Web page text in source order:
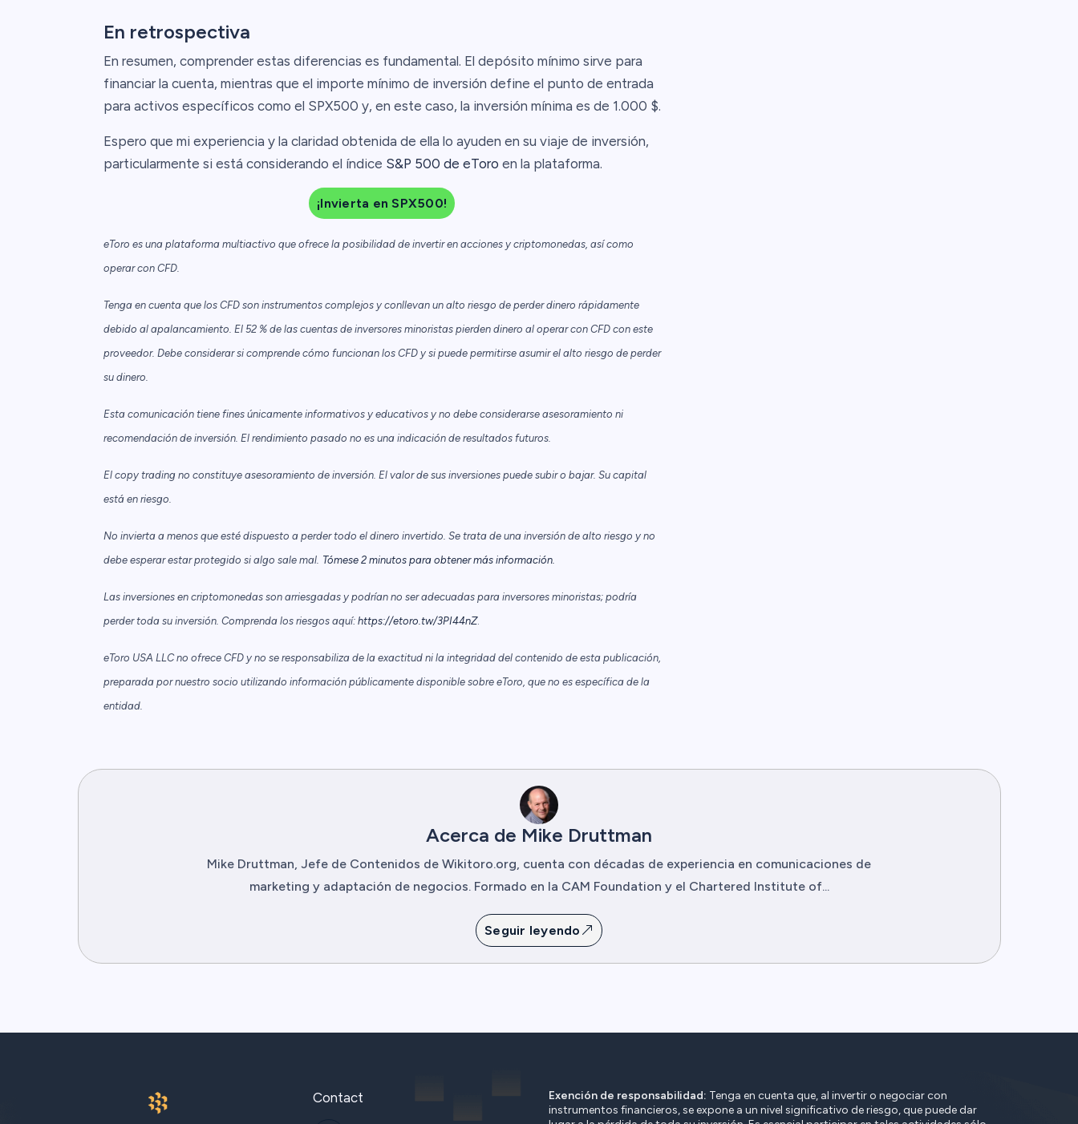
En retrospectiva
En resumen, comprender estas diferencias es fundamental. El depósito mínimo sirve para
financiar la cuenta, mientras que el importe mínimo de inversión define el punto de entrada
para activos específicos como el SPX500 y, en este caso, la inversión mínima es de 1.000 $.
Espero que mi experiencia y la claridad obtenida de ella lo ayuden en su viaje de inversión,
particularmente si está considerando el índice S&P 500 de eToro en la plataforma.
¡Invierta en SPX500!
eToro es una plataforma multiactivo que ofrece la posibilidad de invertir en acciones y criptomonedas, así como
operar con CFD.
Tenga en cuenta que los CFD son instrumentos complejos y conllevan un alto riesgo de perder dinero rápidamente
debido al apalancamiento. El 52 % de las cuentas de inversores minoristas pierden dinero al operar con CFD con este
proveedor. Debe considerar si comprende cómo funcionan los CFD y si puede permitirse asumir el alto riesgo de perder
su dinero.
Esta comunicación tiene fines únicamente informativos y educativos y no debe considerarse asesoramiento ni
recomendación de inversión. El rendimiento pasado no es una indicación de resultados futuros.
El copy trading no constituye asesoramiento de inversión. El valor de sus inversiones puede subir o bajar. Su capital
está en riesgo.
No invierta a menos que esté dispuesto a perder todo el dinero invertido. Se trata de una inversión de alto riesgo y no
debe esperar estar protegido si algo sale mal. Tómese 2 minutos para obtener más información.
Las inversiones en criptomonedas son arriesgadas y podrían no ser adecuadas para inversores minoristas; podría
perder toda su inversión. Comprenda los riesgos aquí: https://etoro.tw/3PI44nZ.
eToro USA LLC no ofrece CFD y no se responsabiliza de la exactitud ni la integridad del contenido de esta publicación,
preparada por nuestro socio utilizando información públicamente disponible sobre eToro, que no es específica de la
entidad.
Acerca de Mike Druttman
Mike Druttman, Jefe de Contenidos de Wikitoro.org, cuenta con décadas de experiencia en comunicaciones de
marketing y adaptación de negocios. Formado en la CAM Foundation y el Chartered Institute of...
Seguir leyendo
Contact Exención de responsabilidad: Tenga en cuenta que, al invertir o negociar con
instrumentos financieros, se expone a un nivel significativo de riesgo, que puede dar